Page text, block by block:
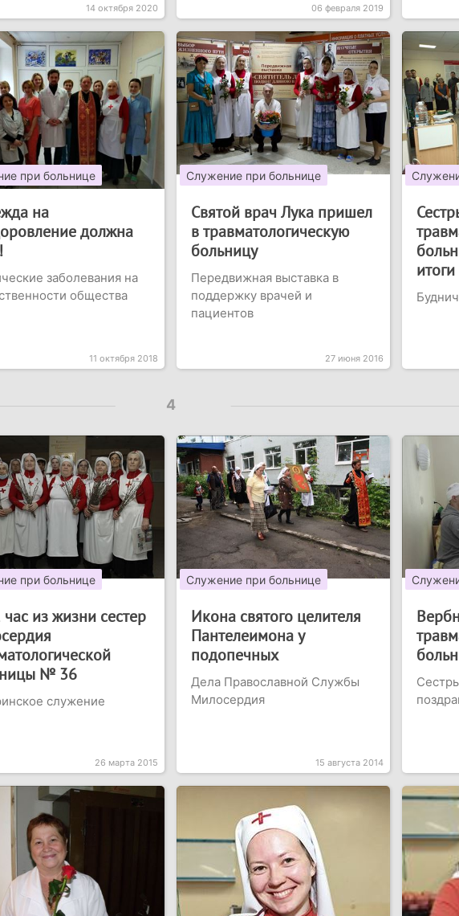
14 октября 2020 06 февраля 2019
при больнице
на
должна
заболевания на
общества
11 октября 2018
Служение при больнице
Святой врач Лука пришел
в травматологическую
больницу
Передвижная выставка в
поддержку врачей и
пациентов
27 июня 2016
4
при больнице
из жизни сестер
№ 36
служение
26 марта 2015
Служение при больнице
Икона святого целителя
Пантелеимона у
подопечных
Дела Православной Службы
Милосердия
15 августа 2014